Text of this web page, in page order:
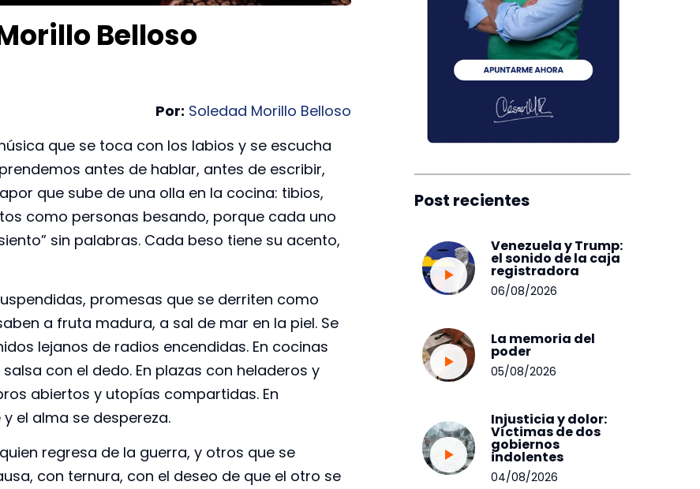
Belloso
Por: Soledad Morillo Belloso
que se toca con los labios y se escucha
antes de hablar, antes de escribir,
que sube de una olla en la cocina: tibios,
como personas besando, porque cada uno
sin palabras. Cada beso tiene su acento,
promesas que se derriten como
a fruta madura, a sal de mar en la piel. Se
lejanos de radios encendidas. En cocinas
con el dedo. En plazas con heladeros y
abiertos y utopías compartidas. En
el alma se despereza.
regresa de la guerra, y otros que se
con ternura, con el deseo de que el otro se
Post recientes
Venezuela y Trump:
el sonido de la caja
registradora
06/08/2026
La memoria del
poder
05/08/2026
Injusticia y dolor:
Víctimas de dos
gobiernos
indolentes
04/08/2026